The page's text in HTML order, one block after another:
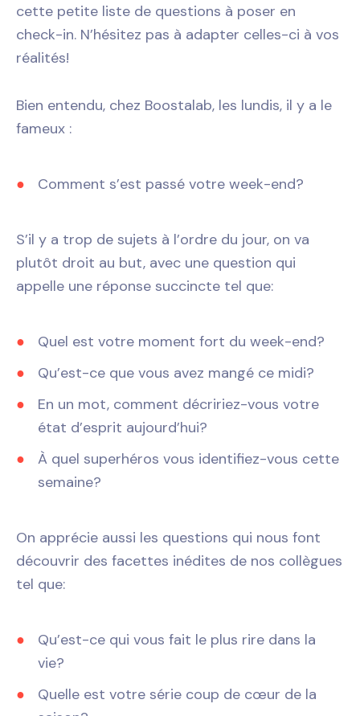
cette petite liste de questions à poser en
check-in. N’hésitez pas à adapter celles-ci à vos
réalités!
Bien entendu, chez Boostalab, les lundis, il y a le
fameux :
Comment s’est passé votre week-end?
S’il y a trop de sujets à l’ordre du jour, on va
plutôt droit au but, avec une question qui
appelle une réponse succincte tel que:
Quel est votre moment fort du week-end?
Qu’est-ce que vous avez mangé ce midi?
En un mot, comment décririez-vous votre
état d’esprit aujourd’hui?
À quel superhéros vous identifiez-vous cette
semaine?
On apprécie aussi les questions qui nous font
découvrir des facettes inédites de nos collègues
tel que:
Qu’est-ce qui vous fait le plus rire dans la
vie?
Quelle est votre série coup de cœur de la